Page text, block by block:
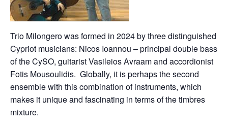
Trio Milongero was formed in 2024 by three distinguished
Cypriot musicians: Nicos Ioannou – principal double bass
of the CySO, guitarist Vasileios Avraam and accordionist
Fotis Mousoulidis. Globally, it is perhaps the second
ensemble with this combination of instruments, which
makes it unique and fascinating in terms of the timbres
mixture.